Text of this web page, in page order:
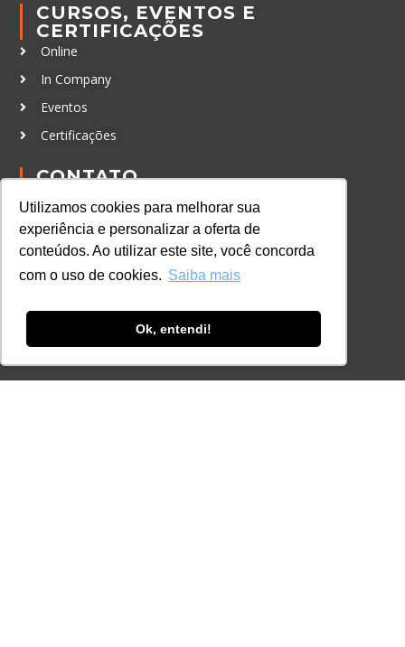
Utilizamos cookies para melhorar sua
experiência e personalizar a oferta de
conteúdos. Ao utilizar este site, você concorda
com o uso de cookies. Saiba mais
Ok, entendi!
CURSOS, EVENTOS E
CERTIFICAÇÕES
Online
In Company
Eventos
Certificações
CONTATO
+55 11 98924-8322
contato@lec.com.br
Ferramenta Antifraude
Consulte aqui o cadastro da Instituição no